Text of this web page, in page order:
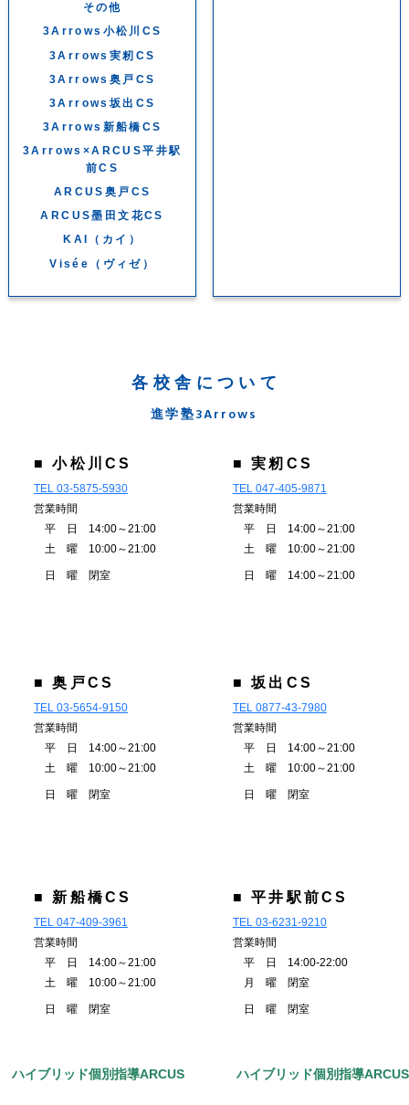
その他
3Arrows小松川CS
3Arrows実籾CS
3Arrows奥戸CS
3Arrows坂出CS
3Arrows新船橋CS
3Arrows×ARCUS平井駅
前CS
ARCUS奥戸CS
ARCUS墨田文花CS
KAI（カイ）
Visée（ヴィゼ）
各校舎について
進学塾3Arrows
■ 小松川CS
TEL 03-5875-5930
営業時間
平 日 14:00～21:00
土 曜 10:00～21:00
日 曜 閉室
■ 実籾CS
TEL 047-405-9871
営業時間
平 日 14:00～21:00
土 曜 10:00～21:00
日 曜 14:00～21:00
■ 奥戸CS
TEL 03-5654-9150
営業時間
平 日 14:00～21:00
土 曜 10:00～21:00
日 曜 閉室
■ 坂出CS
TEL 0877-43-7980
営業時間
平 日 14:00～21:00
土 曜 10:00～21:00
日 曜 閉室
■ 新船橋CS
TEL 047-409-3961
営業時間
平 日 14:00～21:00
土 曜 10:00～21:00
日 曜 閉室
■ 平井駅前CS
TEL 03-6231-9210
営業時間
平 日 14:00-22:00
月 曜 閉室
日 曜 閉室
ハイブリッド個別指導ARCUS ハイブリッド個別指導ARCUS